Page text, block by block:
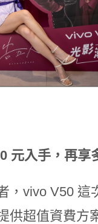
元入手，再享
，vivo V50 這
供超值資費方